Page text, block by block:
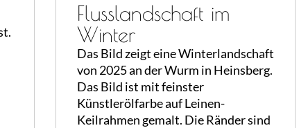
Flusslandschaft im
Winter
Das Bild zeigt eine Winterlandschaft
von 2025 an der Wurm in Heinsberg.
Das Bild ist mit feinster
Künstlerölfarbe auf Leinen-
Keilrahmen gemalt. Die Ränder sind